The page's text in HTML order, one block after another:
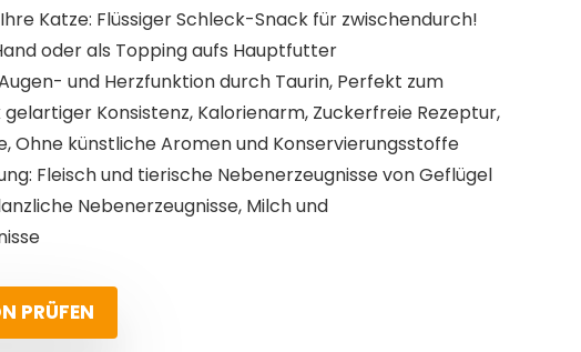
Katze: Flüssiger Schleck-Snack für zwischendurch!
oder als Topping aufs Hauptfutter
und Herzfunktion durch Taurin, Perfekt zum
Konsistenz, Kalorienarm, Zuckerfreie Rezeptur,
Ohne künstliche Aromen und Konservierungsstoffe
Fleisch und tierische Nebenerzeugnisse von Geflügel
Nebenerzeugnisse, Milch und
PRÜFEN